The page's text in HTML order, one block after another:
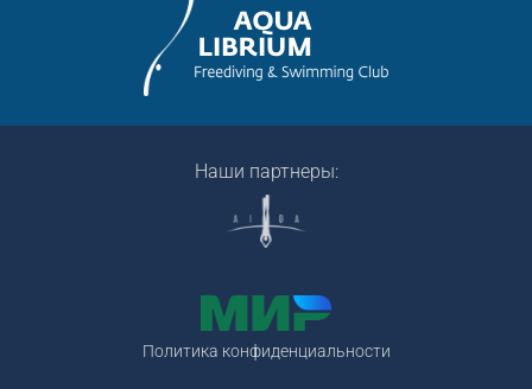
Наши партнеры:
Политика конфиденциальности